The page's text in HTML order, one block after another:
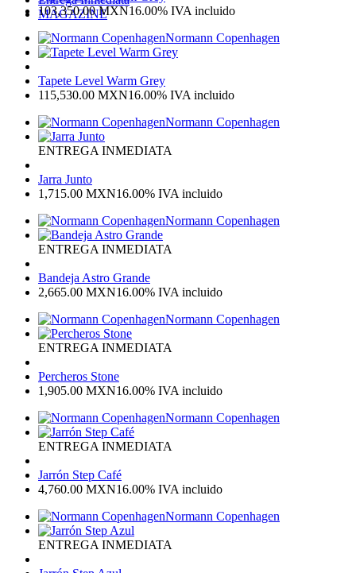
MAGAZINE
103,350.00 MXN16.00% IVA incluido
Normann Copenhagen
Tapete Level Warm Grey
115,530.00 MXN16.00% IVA incluido
Normann Copenhagen
ENTREGA INMEDIATA
Jarra Junto
1,715.00 MXN16.00% IVA incluido
Normann Copenhagen
ENTREGA INMEDIATA
Bandeja Astro Grande
2,665.00 MXN16.00% IVA incluido
Normann Copenhagen
ENTREGA INMEDIATA
Percheros Stone
1,905.00 MXN16.00% IVA incluido
Normann Copenhagen
ENTREGA INMEDIATA
Jarrón Step Café
4,760.00 MXN16.00% IVA incluido
Normann Copenhagen
ENTREGA INMEDIATA